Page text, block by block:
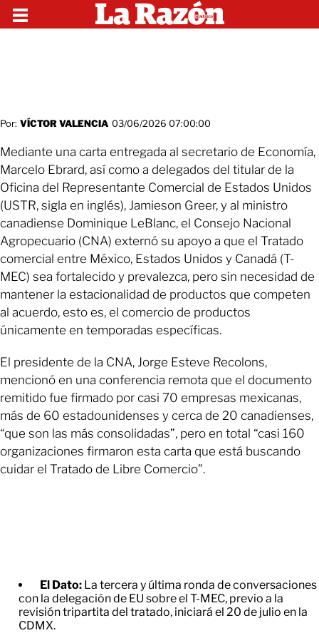
Por: VÍCTOR VALENCIA 03/06/2026 07:00:00
Mediante una carta entregada al secretario de Economía,
Marcelo Ebrard, así como a delegados del titular de la
Oficina del Representante Comercial de Estados Unidos
(USTR, sigla en inglés), Jamieson Greer, y al ministro
canadiense Dominique LeBlanc, el Consejo Nacional
Agropecuario (CNA) externó su apoyo a que el Tratado
comercial entre México, Estados Unidos y Canadá (T-
MEC) sea fortalecido y prevalezca, pero sin necesidad de
mantener la estacionalidad de productos que competen
al acuerdo, esto es, el comercio de productos
únicamente en temporadas específicas.
El presidente de la CNA, Jorge Esteve Recolons,
mencionó en una conferencia remota que el documento
remitido fue firmado por casi 70 empresas mexicanas,
más de 60 estadounidenses y cerca de 20 canadienses,
“que son las más consolidadas”, pero en total “casi 160
organizaciones firmaron esta carta que está buscando
cuidar el Tratado de Libre Comercio”.
El Dato: La tercera y última ronda de conversaciones
con la delegación de EU sobre el T-MEC, previo a la
revisión tripartita del tratado, iniciará el 20 de julio en la
CDMX.